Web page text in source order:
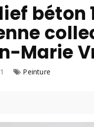
Marie
Peinture